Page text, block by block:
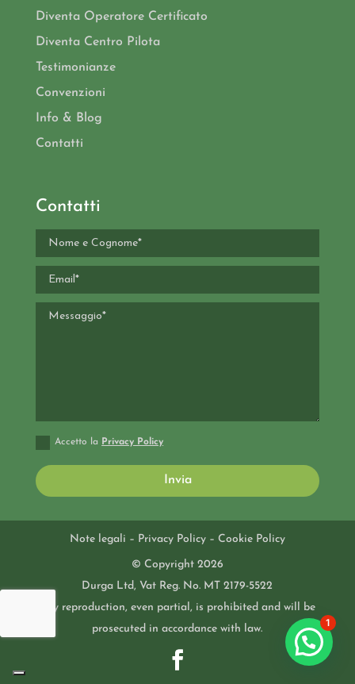
Diventa Operatore Certificato
Diventa Centro Pilota
Testimonianze
Convenzioni
Info & Blog
Contatti
Contatti
Accetto la Privacy Policy
Invia
Note legali – Privacy Policy– Cookie Policy
© Copyright 2026
Durga Ltd, Vat Reg. No. MT 2179-5522
Any reproduction, even partial, is prohibited and will be
prosecuted in accordance with law.
1